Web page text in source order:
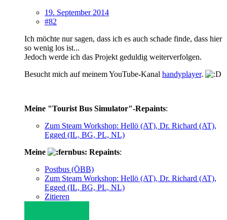
19. September 2014
#82
Ich möchte nur sagen, dass ich es auch schade finde, dass hier
so wenig los ist...
Jedoch werde ich das Projekt geduldig weiterverfolgen.
Besucht mich auf meinem YouTube-Kanal handyplayer.
Meine "Tourist Bus Simulator"-Repaints:
Zum Steam Workshop: Hellö (AT), Dr. Richard (AT),
Egged (IL, BG, PL, NL)
Meine
Repaints:
Postbus (ÖBB)
Zum Steam Workshop: Hellö (AT), Dr. Richard (AT),
Egged (IL, BG, PL, NL)
Zitieren